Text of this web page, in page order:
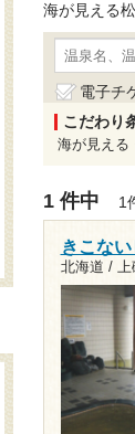
海が見える
電子チ
こだわり
海が見える
1 件中 1
きこな
北海道 /